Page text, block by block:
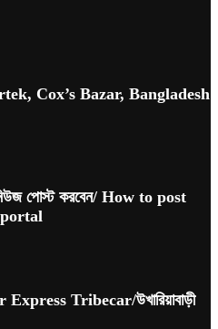
Cox’s Bazar, Bangladesh
নিউজ পোস্ট করবেন/ How to post
Tribecar/উখারিয়াবাড়ী